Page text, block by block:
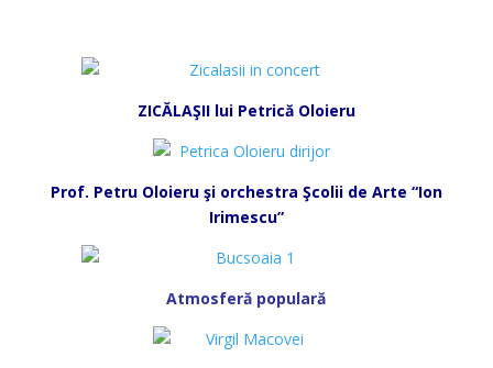
ZICĂLAŞII lui Petrică Oloieru
Prof. Petru Oloieru şi orchestra Şcolii de Arte “Ion
Irimescu”
Atmosferă populară